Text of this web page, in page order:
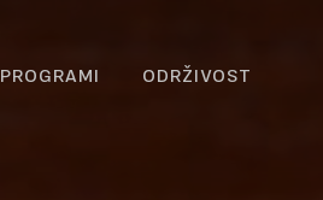
PROGRAMI ODRŽIVOST